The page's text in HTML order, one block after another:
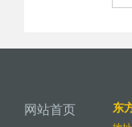
网站首页 东